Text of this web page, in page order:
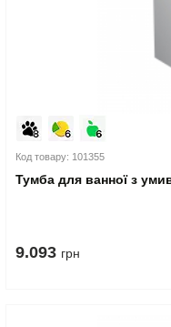
Код товару: 101355
Тумба для ванної з
9.093 грн